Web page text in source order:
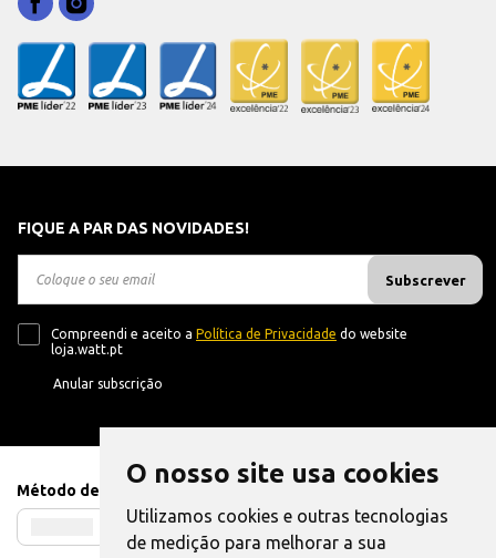
O nosso site usa cookies
Utilizamos cookies e outras tecnologias
de medição para melhorar a sua
FIQUE A PAR DAS NOVIDADES!
Subscrever
Compreendi e aceito a Política de Privacidade do website
loja.watt.pt
Anular subscrição
Método de Pagamento